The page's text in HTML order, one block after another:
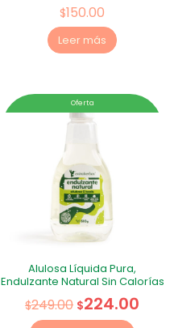
$150.00
Leer más
Oferta
Alulosa Líquida Pura,
Endulzante Natural Sin Calorías
$249.00 $224.00